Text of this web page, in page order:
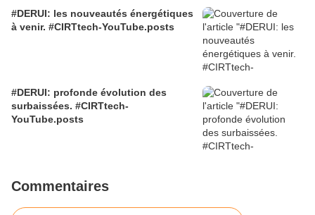
#DERUI: les nouveautés énergétiques
à venir. #CIRTtech-YouTube.posts
#DERUI: profonde évolution des
surbaissées. #CIRTtech-
YouTube.posts
Commentaires